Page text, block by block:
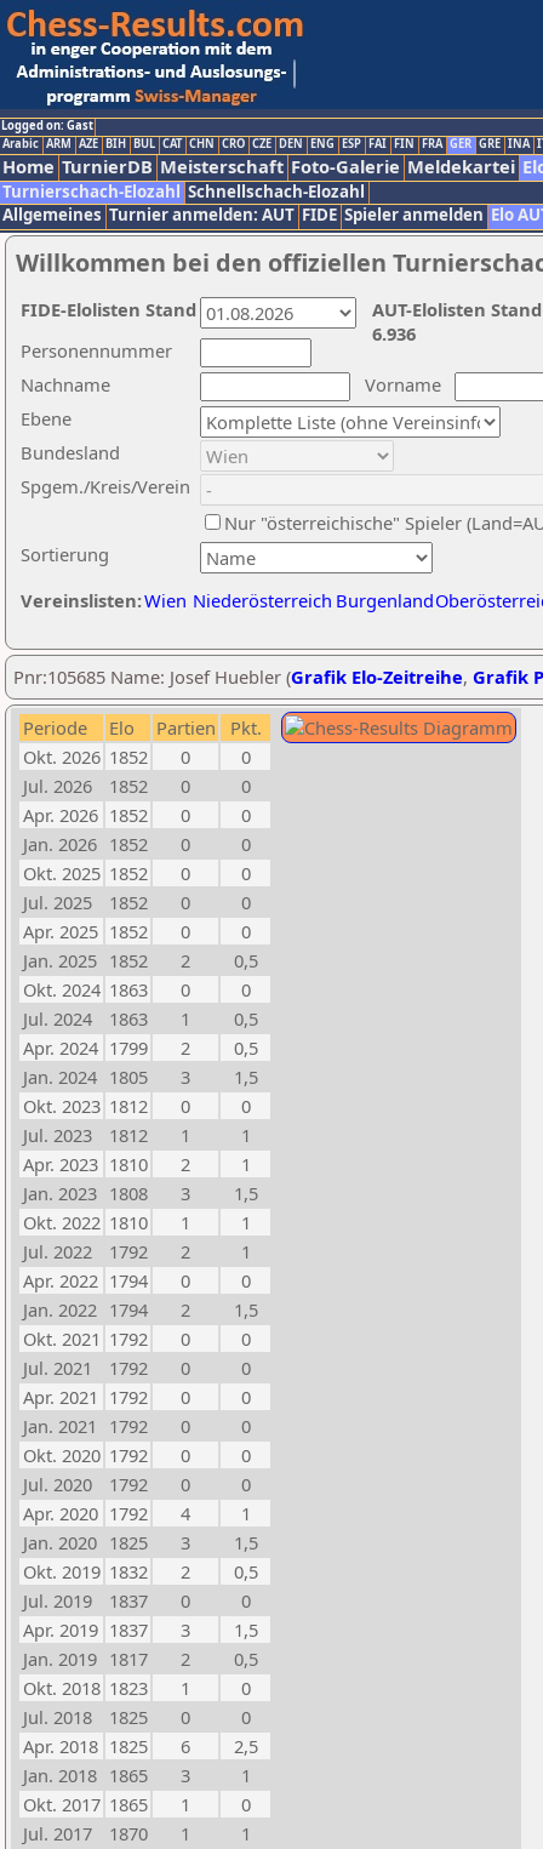
Logged on: Gast
Arabic ARM AZE BIH BUL CAT CHN CRO CZE DEN ENG ESP FAI FIN FRA GER GRE INA
Home TurnierDB Meisterschaft Foto-Galerie Meldekartei
Turnierschach-Elozahl Schnellschach-Elozahl
Allgemeines Turnier anmelden: AUT FIDE Spieler anmelden Elo
Willkommen bei den offiziellen
Nachname
Vorname
Ebene
Sortierung
Personennummer
Bundesland
Spgem./Kreis/Verein
Nur "österreichische" Spieler
Vereinslisten:Wien Niederösterreich Burgenland
AUT-Elolisten
6.936
FIDE-Elolisten Stand
Pnr:105685 Name: Josef Huebler (Grafik Elo-Zeitreihe, Grafik
Periode Elo Partien
Pkt.
Okt. 2026 1852 0
0
Jul. 2026
1852 0
0
Apr. 2026 1852 0
0
Jan. 2026 1852 0
0
Okt. 2025 1852 0
0
Jul. 2025
1852 0
0
Apr. 2025 1852 0
0
Jan. 2025 1852 2
0,5
Okt. 2024 1863 0
0
Jul. 2024
1863 1
0,5
Apr. 2024 1799 2
0,5
Jan. 2024 1805 3
1,5
Okt. 2023 1812 0
0
Jul. 2023
1812 1
1
Apr. 2023 1810 2
1
Jan. 2023 1808 3
1,5
Okt. 2022 1810 1
1
Jul. 2022
1792 2
1
Apr. 2022 1794 0
0
Jan. 2022 1794 2
1,5
Okt. 2021 1792 0
0
Jul. 2021
1792 0
0
Apr. 2021 1792 0
0
Jan. 2021
1792 0
0
Okt. 2020 1792 0
0
Jul. 2020
1792 0
0
Apr. 2020 1792 4
1
Jan. 2020 1825 3
1,5
Okt. 2019 1832 2
0,5
Jul. 2019
1837 0
0
Apr. 2019 1837 3
1,5
Jan. 2019 1817 2
0,5
Okt. 2018 1823 1
0
Jul. 2018
1825 0
0
Apr. 2018 1825 6
2,5
Jan. 2018 1865 3
1
Okt. 2017 1865 1
0
Jul. 2017
1870 1
1